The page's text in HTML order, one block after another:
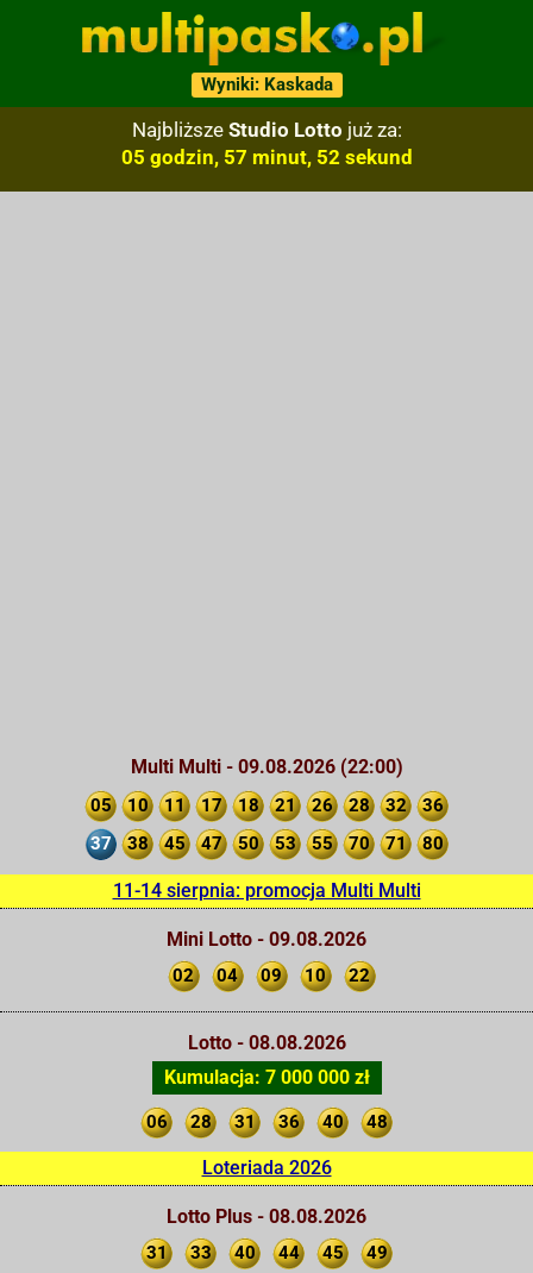
Wyniki: Kaskada
Najbliższe Studio Lotto już za:
05 godzin, 57 minut, 51 sekund
Multi Multi - 09.08.2026 (22:00)
05 10 11 17 18 21 26 28 32
36
37
38 45 47 50 53 55 70 71 80
11-14 sierpnia: promocja Multi Multi
Mini Lotto - 09.08.2026
02 04 09 10 22
Lotto - 08.08.2026
Kumulacja: 7 000 000 zł
06 28 31 36 40 48
Loteriada 2026
Lotto Plus - 08.08.2026
31 33 40 44 45 49